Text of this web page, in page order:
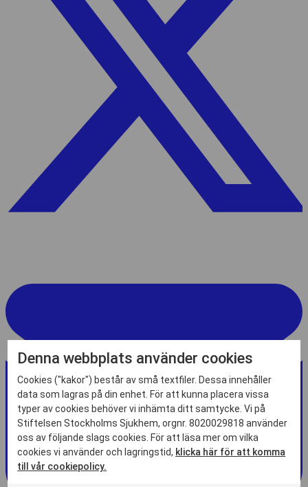
Denna webbplats använder cookies
Cookies ("kakor") består av små textfiler. Dessa innehåller
data som lagras på din enhet. För att kunna placera vissa
typer av cookies behöver vi inhämta ditt samtycke. Vi på
Stiftelsen Stockholms Sjukhem, orgnr. 8020029818 använder
oss av följande slags cookies. För att läsa mer om vilka
cookies vi använder och lagringstid, klicka här för att komma
till vår cookiepolicy.